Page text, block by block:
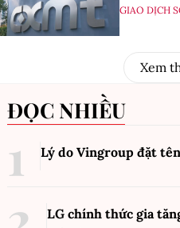
GIAO DỊCH
Xem
ĐỌC NHIỀU
Lý do Vingroup đặt
LG chính thức gia